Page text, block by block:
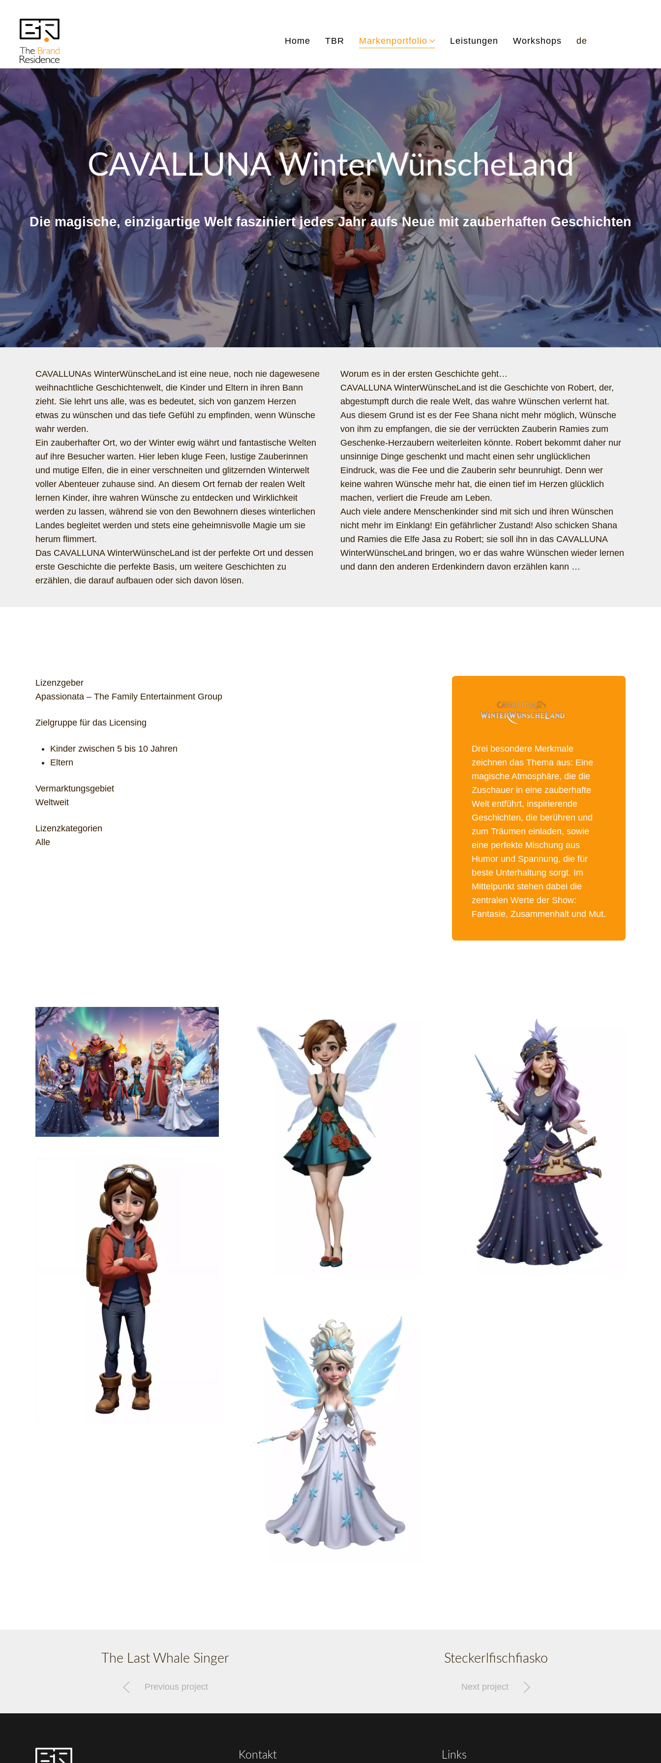
Home TBR Markenportfolio Leistungen Workshops de
CAVALLUNA WinterWünscheLand
Die magische, einzigartige Welt fasziniert jedes Jahr aufs Neue mit zauberhaften Geschichten
CAVALLUNAs WinterWünscheLand ist eine neue, noch nie dagewesene
weihnachtliche Geschichtenwelt, die Kinder und Eltern in ihren Bann
zieht. Sie lehrt uns alle, was es bedeutet, sich von ganzem Herzen
etwas zu wünschen und das tiefe Gefühl zu empfinden, wenn Wünsche
wahr werden.
Ein zauberhafter Ort, wo der Winter ewig währt und fantastische Welten
auf ihre Besucher warten. Hier leben kluge Feen, lustige Zauberinnen
und mutige Elfen, die in einer verschneiten und glitzernden Winterwelt
voller Abenteuer zuhause sind. An diesem Ort fernab der realen Welt
lernen Kinder, ihre wahren Wünsche zu entdecken und Wirklichkeit
werden zu lassen, während sie von den Bewohnern dieses winterlichen
Landes begleitet werden und stets eine geheimnisvolle Magie um sie
herum flimmert.
Das CAVALLUNA WinterWünscheLand ist der perfekte Ort und dessen
erste Geschichte die perfekte Basis, um weitere Geschichten zu
erzählen, die darauf aufbauen oder sich davon lösen.
Worum es in der ersten Geschichte geht…
CAVALLUNA WinterWünscheLand ist die Geschichte von Robert, der,
abgestumpft durch die reale Welt, das wahre Wünschen verlernt hat.
Aus diesem Grund ist es der Fee Shana nicht mehr möglich, Wünsche
von ihm zu empfangen, die sie der verrückten Zauberin Ramies zum
Geschenke-Herzaubern weiterleiten könnte. Robert bekommt daher nur
unsinnige Dinge geschenkt und macht einen sehr unglücklichen
Eindruck, was die Fee und die Zauberin sehr beunruhigt. Denn wer
keine wahren Wünsche mehr hat, die einen tief im Herzen glücklich
machen, verliert die Freude am Leben.
Auch viele andere Menschenkinder sind mit sich und ihren Wünschen
nicht mehr im Einklang! Ein gefährlicher Zustand! Also schicken Shana
und Ramies die Elfe Jasa zu Robert; sie soll ihn in das CAVALLUNA
WinterWünscheLand bringen, wo er das wahre Wünschen wieder lernen
und dann den anderen Erdenkindern davon erzählen kann …
Lizenzgeber
Apassionata – The Family Entertainment Group
Zielgruppe für das Licensing
Kinder zwischen 5 bis 10 Jahren
Eltern
Vermarktungsgebiet
Weltweit
Lizenzkategorien
Alle
Drei besondere Merkmale
zeichnen das Thema aus: Eine
magische Atmosphäre, die die
Zuschauer in eine zauberhafte
Welt entführt, inspirierende
Geschichten, die berühren und
zum Träumen einladen, sowie
eine perfekte Mischung aus
Humor und Spannung, die für
beste Unterhaltung sorgt. Im
Mittelpunkt stehen dabei die
zentralen Werte der Show:
Fantasie, Zusammenhalt und Mut.
The Last Whale Singer
Previous project
Steckerlfischfiasko
Next project
Kontakt Links